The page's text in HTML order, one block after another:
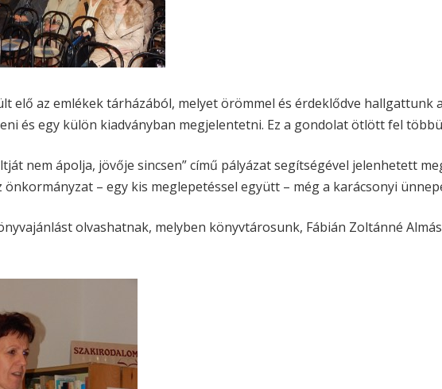
elő az emlékek tárházából, melyet örömmel és érdeklődve hallgattunk
és egy külön kiadványban megjelentetni. Ez a gondolat ötlött fel
nem ápolja, jövője sincsen” című pályázat segítségével jelenhetett
önkormányzat – egy kis meglepetéssel együtt – még a karácsonyi
olvashatnak, melyben könyvtárosunk, Fábián Zoltánné